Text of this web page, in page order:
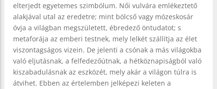
elterjedt egyetemes szimbólum. Női vulvára emlékeztető
alakjával utal az eredetre; mint bölcső vagy mózeskosár
óvja a világban megszületett, ébredező öntudatot; s
metaforája az emberi testnek, mely lelkét szállítja az élet
viszontagságos vizein. De jelenti a csónak a más világokba
való eljutásnak, a felfedezőútnak, a hétköznapiságból való
kiszabadulásnak az eszközét, mely akár a világon túlra is
átvihet. Ebben az értelemben jelképezi keleten a